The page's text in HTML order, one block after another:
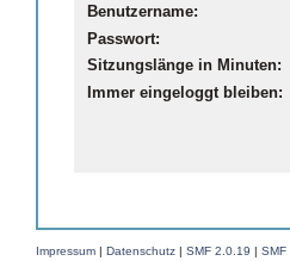
Benutzername:
Passwort:
Sitzungslänge in Minuten:
Immer eingeloggt bleiben:
Impressum Datenschutz SMF 2.0.19